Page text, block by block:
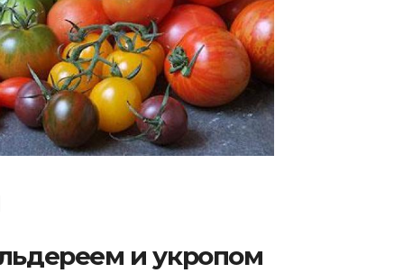
и укропом